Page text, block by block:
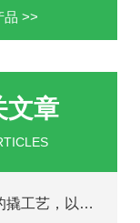
品 >>
文章
关于混烃回收设备的撬工艺，以下有详细说明